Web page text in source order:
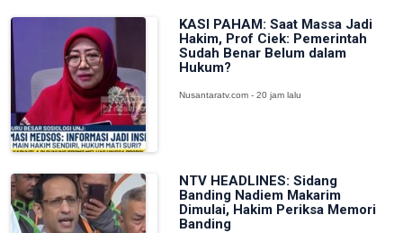
KASI PAHAM: Saat Massa Jadi
Hakim, Prof Ciek: Pemerintah
Sudah Benar Belum dalam
Hukum?
Nusantaratv.com - 20 jam lalu
NTV HEADLINES: Sidang
Banding Nadiem Makarim
Dimulai, Hakim Periksa Memori
Banding